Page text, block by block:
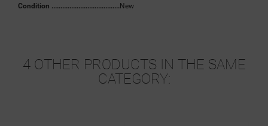
Condition New
4 OTHER PRODUCTS IN THE SAME
CATEGORY: